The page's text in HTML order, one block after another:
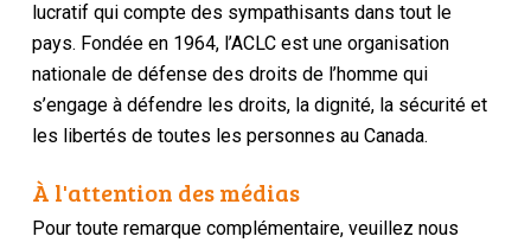
lucratif qui compte des sympathisants dans tout le
pays. Fondée en 1964, l’ACLC est une organisation
nationale de défense des droits de l’homme qui
s’engage à défendre les droits, la dignité, la sécurité et
les libertés de toutes les personnes au Canada.
À l'attention des médias
Pour toute remarque complémentaire, veuillez nous